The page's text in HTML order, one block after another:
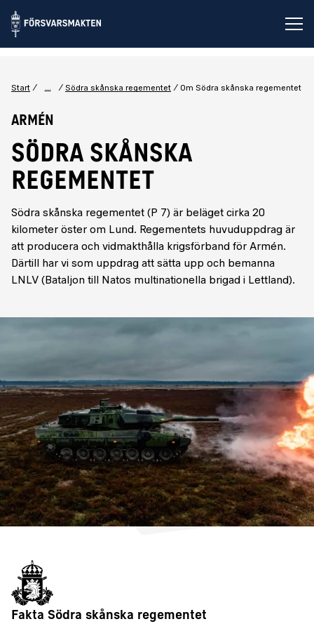
Start ... Södra skånska regementet Om Södra skånska regementet
Armén
SÖDRA SKÅNSKA
REGEMENTET
Södra skånska regementet (P 7) är beläget cirka 20
kilometer öster om Lund. Regementets huvuduppdrag är
att producera och vidmakthålla krigsförband för Armén.
Därtill har vi som uppdrag att sätta upp och bemanna
LNLV (Bataljon till Natos multinationella brigad i Lettland).
Fakta Södra skånska regementet